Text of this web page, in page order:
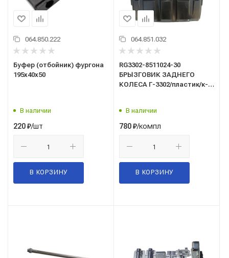
064.850.222
Буфер (отбойник) фургона
195x40x50
В наличии
220₽/шт
В КОРЗИНУ
064.851.032
RG3302-8511024-30
БРЫЗГОВИК ЗАДНЕГО
КОЛЕСА Г-3302/пластик/к-т
В наличии
780₽/компл
В КОРЗИНУ